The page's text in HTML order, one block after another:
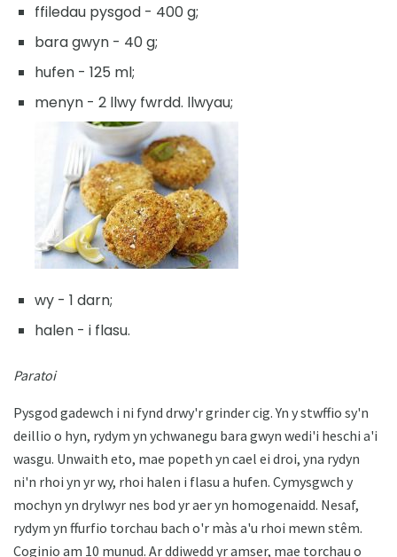
ffiledau pysgod - 400 g;
bara gwyn - 40 g;
hufen - 125 ml;
menyn - 2 llwy fwrdd. llwyau;
wy - 1 darn;
halen - i flasu.
Paratoi
Pysgod gadewch i ni fynd drwy'r grinder cig. Yn y stwffio sy'n
deillio o hyn, rydym yn ychwanegu bara gwyn wedi'i heschi a'i
wasgu. Unwaith eto, mae popeth yn cael ei droi, yna rydyn
ni'n rhoi yn yr wy, rhoi halen i flasu a hufen. Cymysgwch y
mochyn yn drylwyr nes bod yr aer yn homogenaidd. Nesaf,
rydym yn ffurfio torchau bach o'r màs a'u rhoi mewn stêm.
Coginio am 10 munud. Ar ddiwedd yr amser, mae torchau o